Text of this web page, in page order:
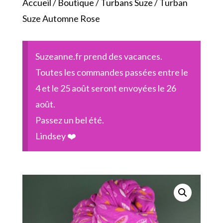
Accueil / Boutique/Turbans Suze/ Turban
Suze Automne Rose
Suzeanne.fr prend des vacances.
Toutes les commandes passées entre le
4 et le 25 août seront envoyées le 26
août.
Passez un bel été.
Lindsey ❤️